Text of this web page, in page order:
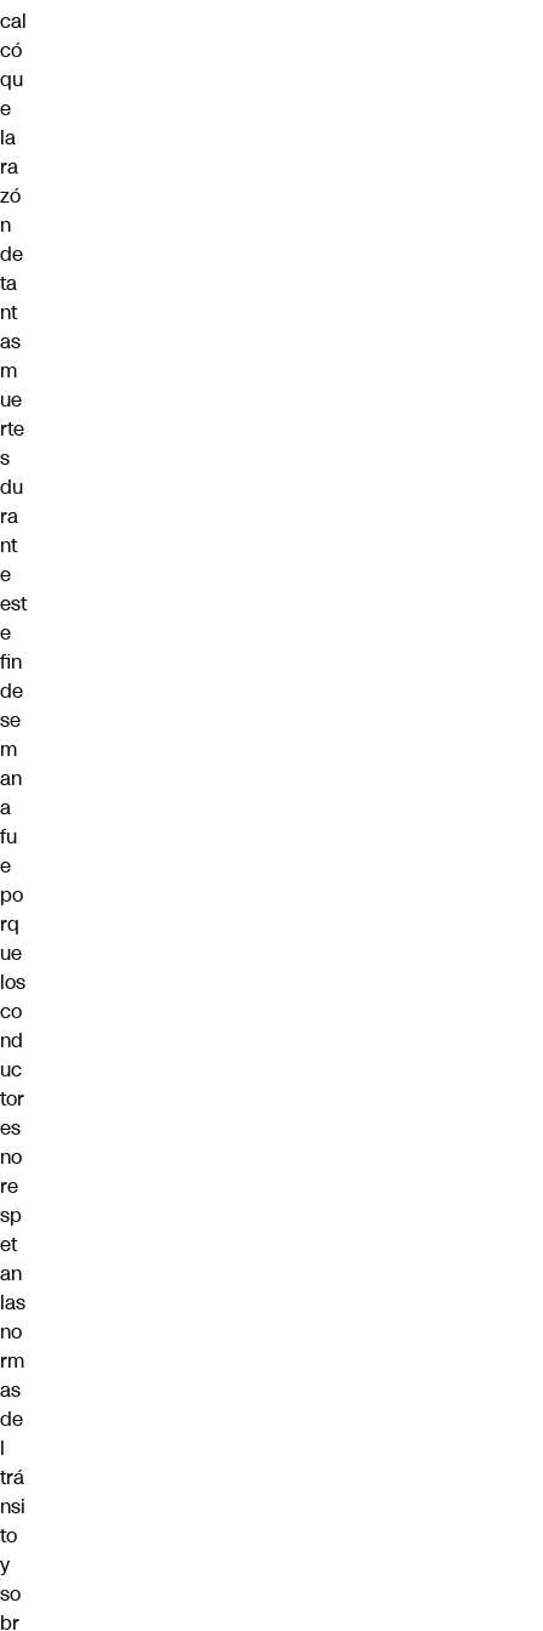
cal
có
qu
e
la
ra
zó
n
de
ta
nt
as
m
ue
rte
s
du
ra
nt
e
est
e
fin
de
se
m
an
a
fu
e
po
rq
ue
los
co
nd
uc
tor
es
no
re
sp
et
an
las
no
rm
as
de
l
trá
nsi
to
y
so
br